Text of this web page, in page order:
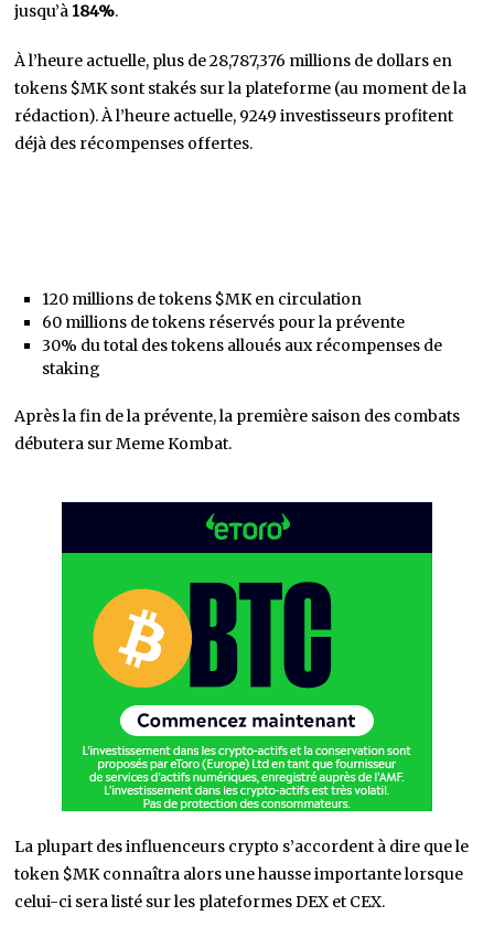
jusqu’à184%.
À l’heure actuelle, plus de 28,787,376 millions de dollars en
tokens $MK sont stakés sur la plateforme (au moment de la
rédaction). À l’heure actuelle, 9249 investisseurs profitent
déjà des récompenses offertes.
120 millions de tokens $MK en circulation
60 millions de tokens réservés pour la prévente
30% du total des tokens alloués aux récompenses de
staking
Après la fin de la prévente, la première saison des combats
débutera sur Meme Kombat.
La plupart des influenceurs crypto s’accordent à dire que le
token $MK connaîtra alors une hausse importante lorsque
celui-ci sera listé sur les plateformes DEX et CEX.